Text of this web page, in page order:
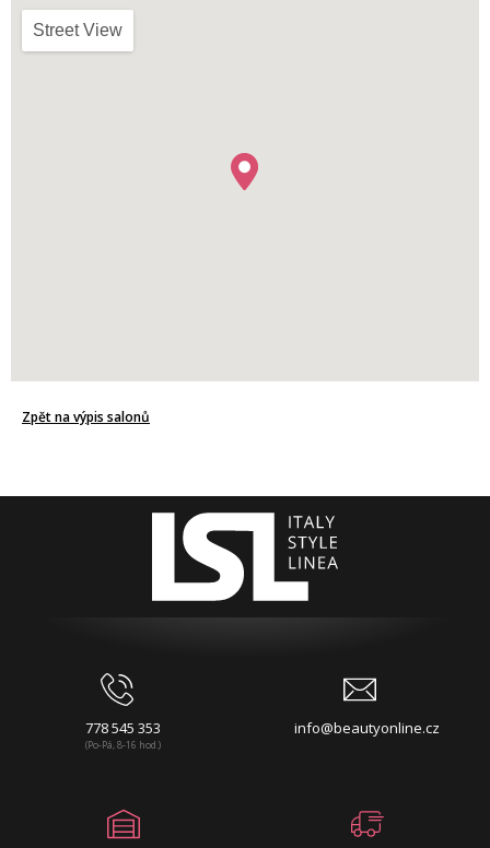
Street View
Zpět na výpis salonů
778 545 353
(Po-Pá, 8-16 hod.)
info@beautyonline.cz